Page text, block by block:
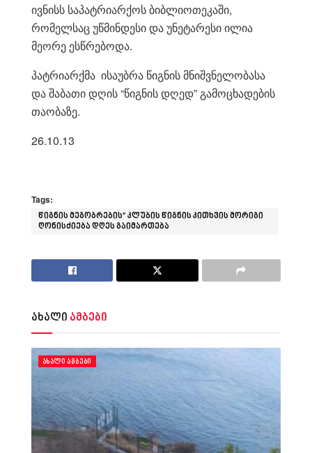
ივნისს საპატრიარქოს ბიბლიოთეკაში,
რომელსაც უწმინდესი და უნეტარესი ილია
მეორე ესწრებოდა.
პატრიარქმა ისაუბრა წიგნის მნიშვნელობასა
და შაბათი დღის “წიგნის დღედ” გამოცხადების
თაობაზე.
26.10.13
Tags:
წიგნის მეგობრების” კლუბის წიგნის კითხვის მორიგი
ღონისძიება დღეს გაიმართება
ახალი ამბები
ᲐᲮᲐᲚᲘ ᲐᲛᲑᲔᲑᲘ